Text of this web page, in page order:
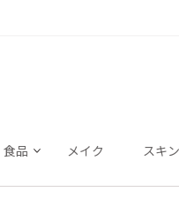
食品 メイク スキ